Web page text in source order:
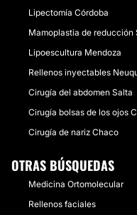
Lipectomía Córdoba
Mamoplastia de reducción
Lipoescultura Mendoza
Rellenos inyectables
Cirugía del abdomen Salta
Cirugía bolsas de los ojos
Cirugía de nariz Chaco
OTRAS BÚSQUEDAS
Medicina Ortomolecular
Rellenos faciales